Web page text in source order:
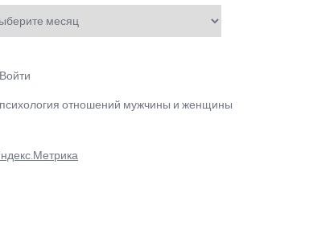
Войти
психология отношений мужчины и женщины